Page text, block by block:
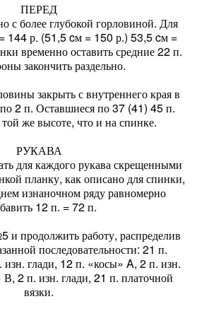
ПЕРЕД
с более глубокой горловиной. Для
144 р. (51,5 cм = 150 р.) 53,5 cм =
временно оставить средние 22 п.
закончить раздельно.
закрыть с внутреннего края в
2 п. Оставшиеся по 37 (41) 45 п.
же высоте, что и на спинке.
РУКАВА
для каждого рукава скрещенными
планку, как описано для спинки,
изнаночном ряду равномерно
12 п. = 72 п.
продолжить работу, распределив
последовательности: 21 п.
изн. глади, 12 п. «косы» A, 2 п. изн.
2 п. изн. глади, 21 п. платочной
вязки.